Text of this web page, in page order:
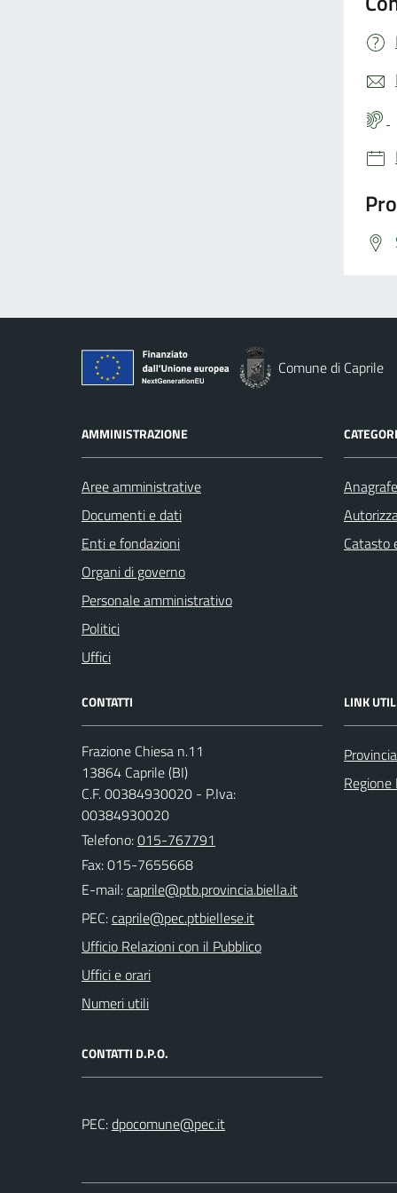
Comune di Caprile
AMMINISTRAZIONE
Aree amministrative
Documenti e dati
Enti e fondazioni
Organi di governo
Personale amministrativo
Politici
Uffici
Catasto
CONTATTI
Frazione Chiesa n.11
13864 Caprile (BI)
C.F. 00384930020 - P.Iva:
00384930020
Telefono:015-767791
Fax: 015-7655668
E-mail:
PEC:
Ufficio Relazioni con il Pubblico
Uffici e orari
Numeri utili
CONTATTI D.P.O.
PEC:
LINK